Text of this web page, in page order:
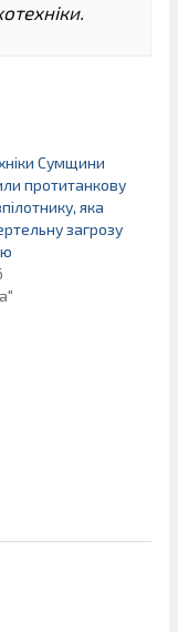
Сумщини
протитанкову
яка
загрозу